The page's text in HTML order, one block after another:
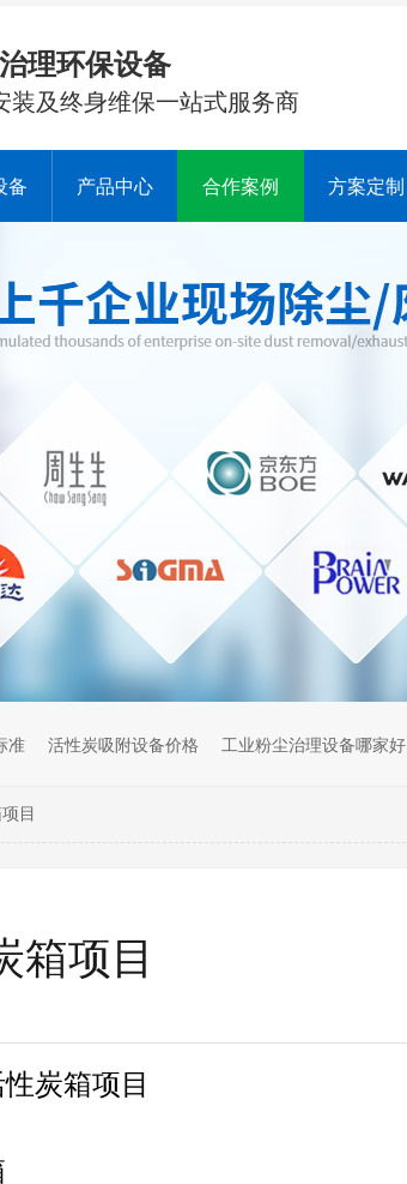
理环保设备
及终身维保一站式服务商
备 产品中心 合作案例 方案定制
准 活性炭吸附设备价格 工业粉尘治理设备哪家好
目
箱项目
炭箱项目